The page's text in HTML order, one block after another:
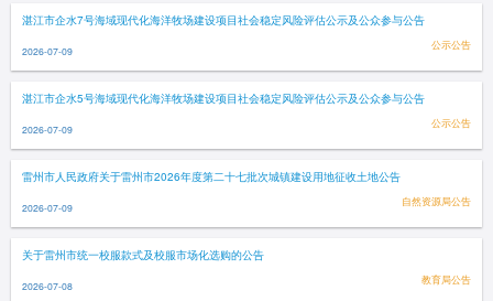
湛江市企水7号海域现代化海洋牧场建设项目社会稳定风险评估公示及公众参与公告
2026-07-09 公示公告
湛江市企水5号海域现代化海洋牧场建设项目社会稳定风险评估公示及公众参与公告
2026-07-09 公示公告
雷州市人民政府关于雷州市2026年度第二十七批次城镇建设用地征收土地公告
2026-07-09 自然资源局公告
关于雷州市统一校服款式及校服市场化选购的公告
2026-07-08 教育局公告